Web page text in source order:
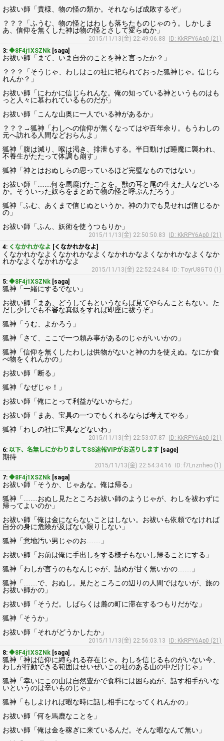
お祓い師「貴様、物の怪の類か。それならば成敗するぞ」
？？？「ふうむ、物の怪とはわしも落ちたものじゃのう。しかしま
あ、信仰を無くした神は物の怪とさして変らぬか」
2015/11/13(金) 22:49:06.88
ID: KkRPY6Ap0 (21)
3: ◆8F4j1XSZNk [saga]
お祓い師「まて、いま自分のことを神と言ったか？」
？？？「そうじゃ、わしはこの社に祀られておった狐神じゃ。信じら
れんか？」
お祓い師「にわかに信じられんな。俺の知っている神というものはも
っと人々に慕われているものだが」
お祓い師「こんな山奥に一人でいる神があるか」
？？？→狐神「わしへの信仰が無くなってはや百年余り。もうわしの
元へ訪れる人間などおらんよ」
狐神「腹は減り、喉は渇き、排泄もする。半日動けば睡魔に襲われ、
不養生がたたって体調も崩す」
狐神「神とはおぬしらの思っているほど完璧なものではない」
お祓い師「……何を馬鹿げたことを。獣の耳と尾の生えた人などいる
か。そういった奴らをまとめて物の怪と呼ぶんだろう」
狐神「ふむ、あくまで信じぬというか。神の力でも見せれば信じるか
の」
お祓い師「ふん、妖術を使うつもりか」
2015/11/13(金) 22:50:50.83
ID: KkRPY6Ap0 (21)
4: くなかれかなよ [くなかれかなよ]
くなかれかなよくなかれかなよくなかれかなよくなかれかなよくなか
れかなよくなかれかなよ
2015/11/13(金) 22:52:24.84
ID: ToyrU8GT0 (1)
5: ◆8F4j1XSZNk [saga]
狐神「一緒にするでない」
お祓い師「まあ、どうしてもというならば見てやらんこともない。た
だし少しでも不審な真似をすれば即座に祓うぞ」
狐神「うむ、よかろう」
狐神「さて、ここで一つ頼み事があるのじゃがいいかの」
狐神「信仰を無くしたわしは供物がないと神の力を使えぬ。なにか食
べ物をくれんかの」
お祓い師「断る」
狐神「なぜじゃ！」
お祓い師「俺にとって利益がないからだ」
お祓い師「まあ、宝具の一つでもくれるならば考えてやる」
狐神「わしの社に宝具などないわ」
2015/11/13(金) 22:53:07.87
ID: KkRPY6Ap0 (21)
6: 以下、名無しにかわりましてSS速報VIPがお送りします [sage]
期待
2015/11/13(金) 22:54:34.16
ID: f7Lnznheo (1)
7: ◆8F4j1XSZNk [saga]
お祓い師「そうか、じゃあな。俺は帰る」
狐神「……おぬし見たところお祓い師のようじゃが、わしを祓わずに
帰ってよいのか」
お祓い師「俺は金にならないことはしない。お祓いも依頼でなければ
自分の身に危険が及ばない限りしない」
狐神「意地汚い男じゃのお……」
お祓い師「お前は俺に手出しをする様子もないし帰ることにする」
狐神「わしが言うのもなんじゃが、詰めが甘く無いかの……」
狐神「……で、おぬし。見たところこの辺りの人間ではないが、旅の
お祓い師かの」
お祓い師「そうだ。しばらくは麓の町に滞在するつもりだがな」
狐神「そうか」
お祓い師「それがどうかしたか」
2015/11/13(金) 22:56:03.13
ID: KkRPY6Ap0 (21)
8: ◆8F4j1XSZNk [saga]
狐神「神は信仰に縛られる存在じゃ。わしを信じるものがいない今、
わしが行動できる範囲はせいぜいこの社のある山の中だけじゃ」
狐神「幸いにこの山は自然豊かで食料には困らぬが、話す相手がいな
いというのは辛いものじゃ」
狐神「もしよければ暇な時に話し相手になってくれんかの」
お祓い師「何を馬鹿なことを」
お祓い師「俺は金を稼ぎに来ているんだ。そんな暇なんて無い」